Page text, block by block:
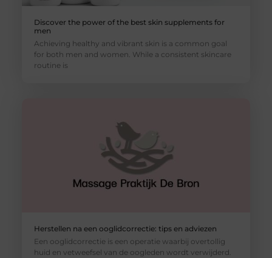
Discover the power of the best skin supplements for
men
Achieving healthy and vibrant skin is a common goal
for both men and women. While a consistent skincare
routine is
Herstellen na een ooglidcorrectie: tips en adviezen
Een ooglidcorrectie is een operatie waarbij overtollig
huid en vetweefsel van de oogleden wordt verwijderd.